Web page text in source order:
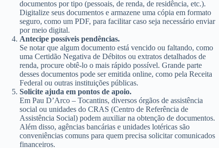
documentos por tipo (pessoais, de renda, de residência, etc.).
Digitalize seus documentos e armazene uma cópia em formato
seguro, como um PDF, para facilitar caso seja necessário enviar
por meio digital.
Antecipe possíveis pendências.
Se notar que algum documento está vencido ou faltando, como
uma Certidão Negativa de Débitos ou extratos detalhados de
renda, procure obtê-lo o mais rápido possível. Grande parte
desses documentos pode ser emitida online, como pela Receita
Federal ou outras instituições públicas.
Solicite ajuda em pontos de apoio.
Em Pau D’Arco – Tocantins, diversos órgãos de assistência
social ou unidades do CRAS (Centro de Referência de
Assistência Social) podem auxiliar na obtenção de documentos.
Além disso, agências bancárias e unidades lotéricas são
conveniências comuns para quem precisa solicitar comunicados
financeiros.